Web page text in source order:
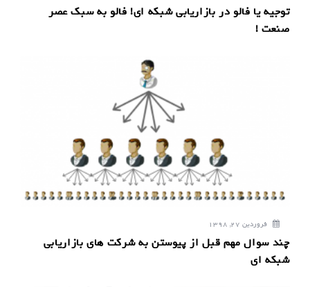
توجیه یا فالو در بازاریابی شبکه ای! فالو به سبک عصر
صنعت !
فروردین 27, 1398
چند سوال مهم قبل از پیوستن به شرکت های بازاریابی
شبکه ای